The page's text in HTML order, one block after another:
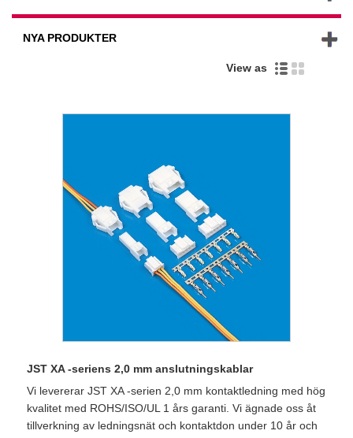
NYA PRODUKTER
View as
JST XA -seriens 2,0 mm anslutningskablar
Vi levererar JST XA -serien 2,0 mm kontaktledning med hög
kvalitet med ROHS/ISO/UL 1 års garanti. Vi ägnade oss åt
tillverkning av ledningsnät och kontaktdon under 10 år och